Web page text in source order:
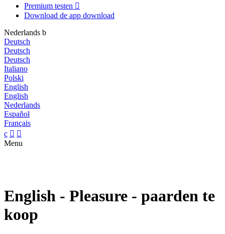
Premium testen 
Download de app download
Nederlands b
Deutsch
Deutsch
Deutsch
Italiano
Polski
English
English
Nederlands
Español
Français
c  
Menu
English - Pleasure - paarden te
koop